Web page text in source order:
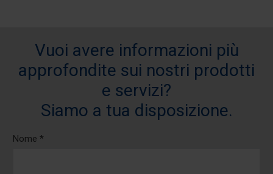
Vuoi avere informazioni più
approfondite sui nostri prodotti
e servizi?
Siamo a tua disposizione.
Nome *